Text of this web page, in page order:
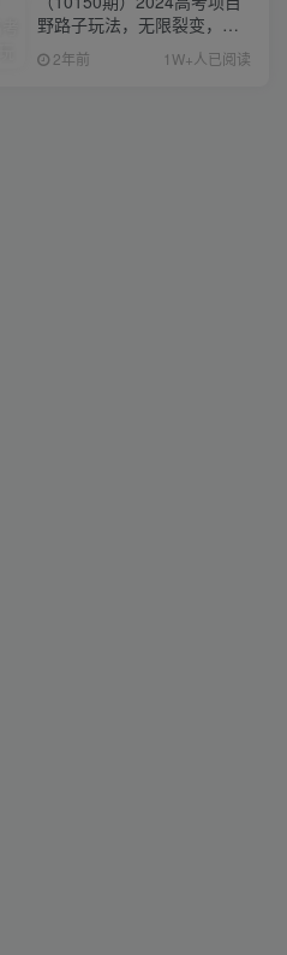
野路子玩法，无限裂变，最
高一天1W＋！
2年前 1W+人已阅读